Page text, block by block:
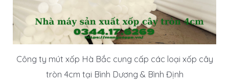
Công ty mút xốp Hà Bắc cung cấp các loại xốp cây
tròn 4cm tại Bình Dương & Bình Định